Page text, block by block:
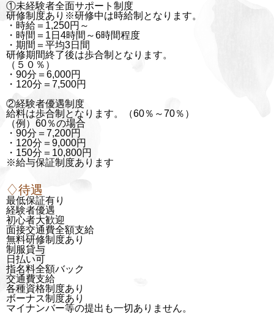
①未経験者全面サポート制度
研修制度あり※研修中は時給制となります。
・時給＝1,250円～
・時間＝1日4時間～6時間程度
・期間＝平均3日間
研修期間終了後は歩合制となります。
（５０％）
・90分＝6,000円
・120分＝7,500円
②経験者優遇制度
給料は歩合制となります。（60％～70％）
（例）60％の場合
・90分＝7,200円
・120分＝9,000円
・150分＝10,800円
※給与保証制度あります
♢待遇
最低保証有り
経験者優遇
初心者大歓迎
面接交通費全額支給
無料研修制度あり
制服貸与
日払い可
指名料全額バック
交通費支給
各種資格制度あり
ボーナス制度あり
マイナンバー等の提出も一切ありません。